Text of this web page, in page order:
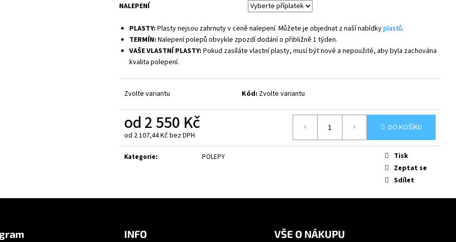
NALEPENÍ
PLASTY: Plasty nejsou zahrnuty v ceně nalepení. Můžete je objednat z naší nabídkyplastů.
TERMÍN: Nalepení polepů obvykle zpozdí dodání o přibližně 1 týden.
VAŠE VLASTNÍ PLASTY: Pokud zasíláte vlastní plasty, musí být nové a nepoužité, aby byla zachována
kvalita polepení.
Zvolte variantu Kód: Zvolte variantu
od2 550 Kč
od 2 107,44 Kčbez DPH
Měrná
cena:
DO KOŠÍKU
Kategorie: POLEPY
Tisk
Zeptat se
Sdílet
INFO VŠE O NÁKUPU